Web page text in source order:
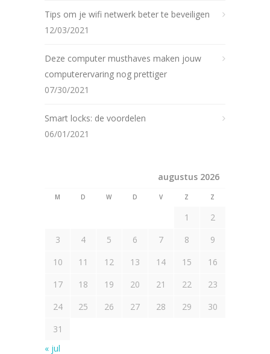
Tips om je wifi netwerk beter te beveiligen
12/03/2021
Deze computer musthaves maken jouw
computerervaring nog prettiger
07/30/2021
Smart locks: de voordelen
06/01/2021
augustus 2026
M D W D V Z Z
1
2
3
4 5 6 7 8
9
10
11 12 13 14 15
16
17
18 19 20 21 22
23
24
25 26 27 28 29
30
31
« jul